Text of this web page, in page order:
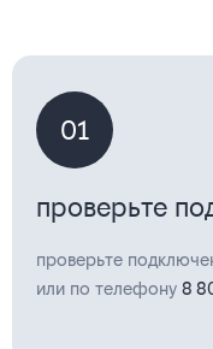
01
проверьте
проверьте
или по телефону 8